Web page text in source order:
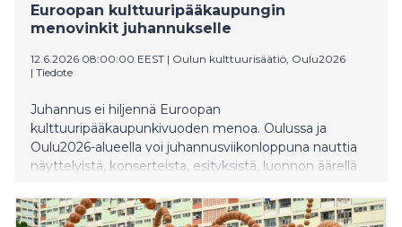
Euroopan kulttuuripääkaupungin
menovinkit juhannukselle
12.6.2026 08:00:00 EEST | Oulun kulttuurisäätiö, Oulu2026
| Tiedote
Juhannus ei hiljennä Euroopan
kulttuuripääkaupunkivuoden menoa. Oulussa ja
Oulu2026-alueella voi juhannusviikonloppuna nauttia
näyttelyistä, konserteista, esityksistä, luonnon äärellä
juhannusjuhlista.